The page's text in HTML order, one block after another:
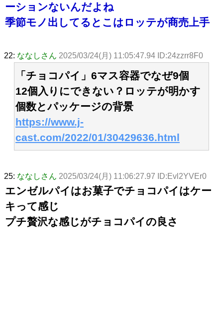
ーションないんだよね
季節モノ出してるとこはロッテが商売上手
22: ななしさん 2025/03/24(月) 11:05:47.94 ID:24zzrr8F0
「チョコパイ」6マス容器でなぜ9個
12個入りにできない？ロッテが明かす
個数とパッケージの背景
https://www.j-
cast.com/2022/01/30429636.html
25: ななしさん 2025/03/24(月) 11:06:27.97 ID:Evl2YVEr0
エンゼルパイはお菓子でチョコパイはケー
キって感じ
プチ贅沢な感じがチョコパイの良さ